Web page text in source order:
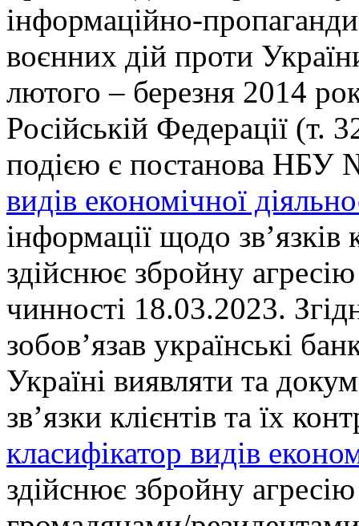
інформаційно-
воєнних дій проти
лютого – березня 2014
Російській Федерації (т.
подією є постанова НБУ
видів економічної
інформації щодо
здійснює збройну
чинності 18.03.2023.
зобов’язав українські
Україні виявляти та
зв’язки клієнтів та їх
класифікатор видів
здійснює збройну